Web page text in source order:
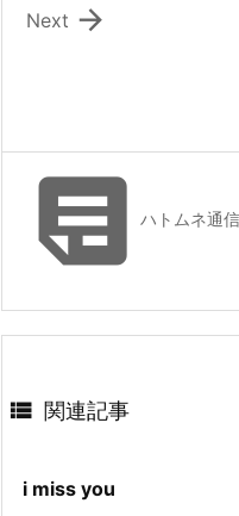

Next
ハトムネ通
 関連記事
i miss you